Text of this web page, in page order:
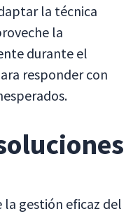
la técnica
la
durante el
responder con
la gestión eficaz del